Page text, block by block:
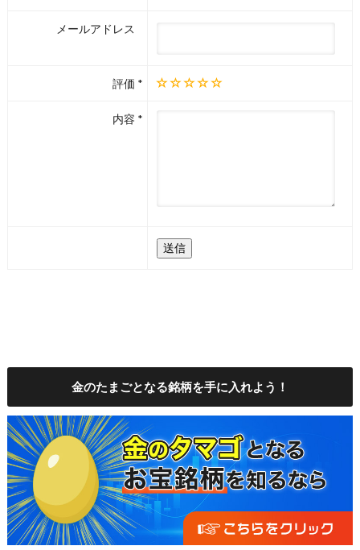
メールアドレス
評価
内容
金のたまごとなる銘柄を手に入れよう！